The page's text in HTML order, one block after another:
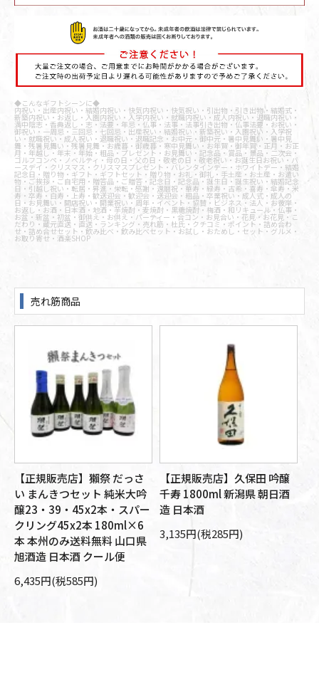
◆こんなギフトシーンに◆
内祝い・出産内祝い・結婚内祝い・快気内祝い・快気祝い・引出物・引き出物・結婚式・
新築内祝い・お返し・入園内祝い・入学内祝い・就職内祝い・成人内祝い・退職内祝い・
満中陰志・香典返し・志・法要・年忌・仏事・法事・法事引き出物・仏事法要・お祝い・
御祝い・一周忌・三回忌・七回忌・出産祝い・結婚祝い・新築祝い・入園祝い・入学祝
い・就職祝い・成人祝い・退職祝い・退職記念・お中元・御中元・暑中見舞い・暑中見
舞・残暑見舞い・残暑見舞・お歳暮・御歳暮・寒中見舞い・お年賀・御年賀・正月・お正
月・年越し・年末・年始・粗品・プレゼント・お見舞い・記念品・賞品・景品・二次会・
ゴルフコンペ・ノベルティ・母の日・父の日・敬老の日・敬老祝い・お誕生日お祝い・バ
ースデイ・クリスマス・クリスマスプレゼント・バレンタインデー・ホワイトデー・結婚
記念日・贈り物・ギフト・ギフトセット・贈り物・お礼・御礼・手土産・お土産・お遣い
物・ご挨拶・ご自宅用・贈答品・ご贈答・記念日・記念品・誕生日・誕生祝い・結婚記念
日・引越し祝い・転居・昇進・栄転・感謝・還暦祝・華寿・緑寿・古希・喜寿・傘寿・米
寿・卒寿・白寿・上寿・歓送迎会・歓迎会・送迎会・粗品・卒業祝い・成人式・成人の
日・お見舞い・開店祝い・開業祝い・周年・イベント・協賛・ビジネス・法人・お彼岸・
お返し・お酒・日本酒・地酒・芋焼酎・麦焼酎・黒糖焼酎・梅酒・和リキュール・仏事・
お盆・新盆・初盆・御供え・お供え・パーティー・合コン・お見合い・花見・お花見・こ
だわり・蔵元直送・直送・ランキング・売れ筋・杜氏・クチコミ・ポイント・詰め合わ
せ・詰め合せセット・飲み比べ・飲み比べセット・お試し・おためし・セット・グルメ・
お取り寄せ・酒楽SHOP
売れ筋商品
【正規販売店】獺祭 だっさ
い まんきつセット 純米大吟
醸23・39・45x2本・スパー
クリング45x2本 180ml×6
本 本州のみ送料無料 山口県
旭酒造 日本酒 クール便
6,435円(税585円)
【正規販売店】久保田 吟醸
千寿 1800ml 新潟県 朝日酒
造 日本酒
3,135円(税285円)